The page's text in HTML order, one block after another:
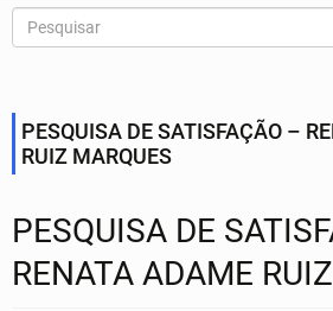
PESQUISA DE SATISFAÇÃO –
RUIZ MARQUES
PESQUISA DE
RENATA ADAME